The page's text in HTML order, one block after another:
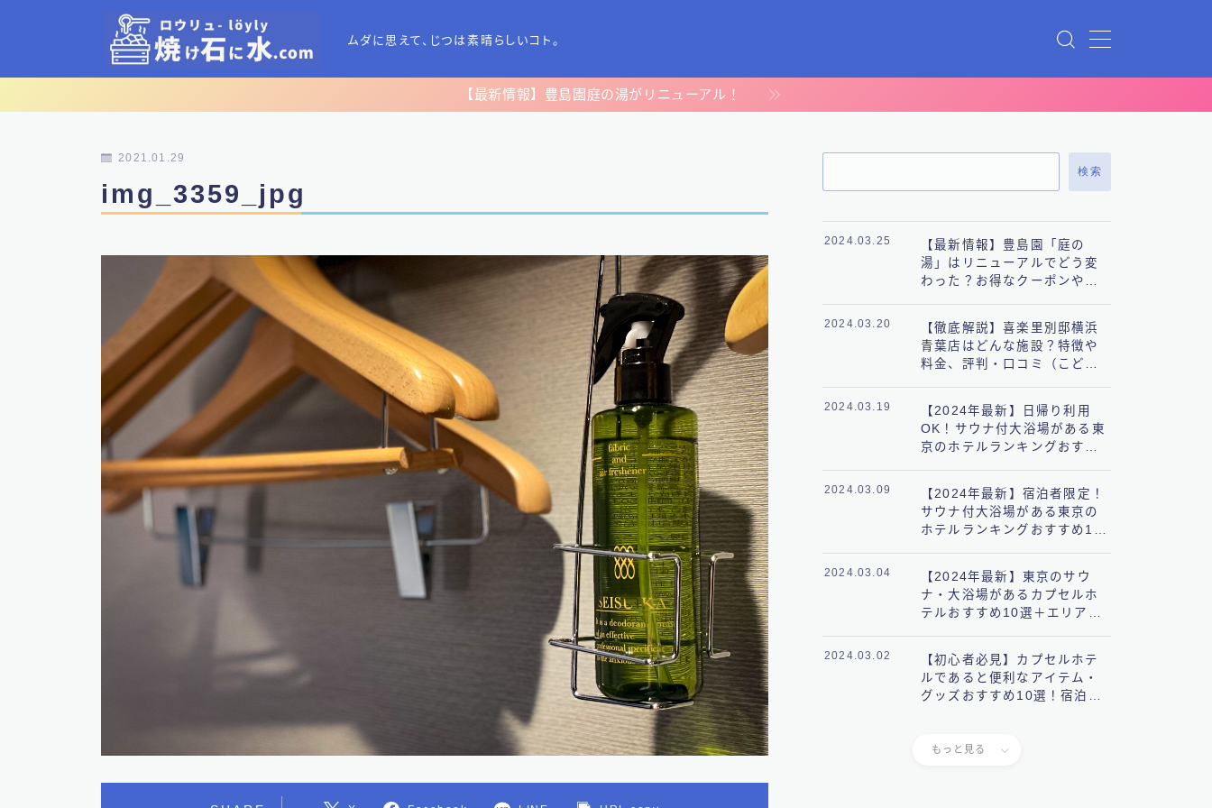
ムダに思えて、じつは素晴らしいコト。
運営者情報
【最新情報】豊島園庭の湯がリニューアル！
2021.01.29
img_3359_jpg
検索
【最新情報】豊島園「庭の
湯」はリニューアルでどう変
わった？お得なクーポンや料
2024.03.25
【徹底解説】喜楽里別邸横浜
青葉店はどんな施設？特徴や
料金、評判・口コミ（こども
2024.03.20
【2024年最新】日帰り利用
OK！サウナ付大浴場がある東
京のホテルランキングおすす
2024.03.19
【2024年最新】宿泊者限定！
サウナ付大浴場がある東京の
ホテルランキングおすすめ10
2024.03.09
【2024年最新】東京のサウ
ナ・大浴場があるカプセルホ
テルおすすめ10選＋エリア別
2024.03.04
【初心者必見】カプセルホテ
ルであると便利なアイテム・
グッズおすすめ10選！宿泊前
2024.03.02
もっと見る